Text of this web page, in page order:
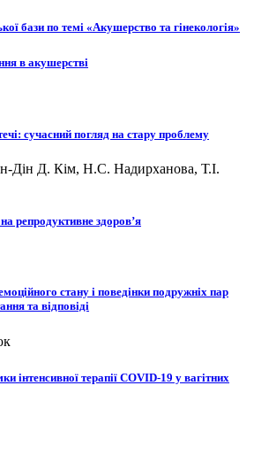
бази по темі «Акушерство та гінекологія»
в акушерстві
сучасний погляд на стару проблему
Дін Д. Кім, Н.С. Надирханова, Т.І.
репродуктивне здоров’я
стану і поведінки подружніх пар
та відповіді
інтенсивної терапії СOVID‑19 у вагітних